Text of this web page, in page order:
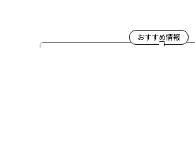
おすすめ情報